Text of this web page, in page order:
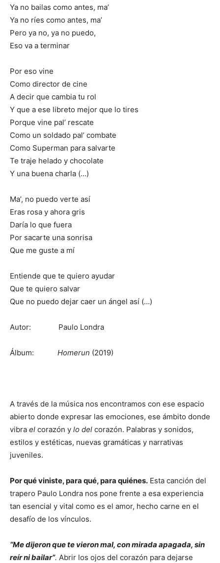
Ya no bailas como antes, ma’
Ya no ríes como antes, ma’
Pero ya no, ya no puedo,
Eso va a terminar
Por eso vine
Como director de cine
A decir que cambia tu rol
Y que a ese libreto mejor que lo tires
Porque vine pal’ rescate
Como un soldado pal’ combate
Como Superman para salvarte
Te traje helado y chocolate
Y una buena charla (…)
Ma’, no puedo verte así
Eras rosa y ahora gris
Daría lo que fuera
Por sacarte una sonrisa
Que me guste a mí
Entiende que te quiero ayudar
Que te quiero salvar
Que no puedo dejar caer un ángel así (…)
Autor: Paulo Londra
Álbum: Homerun (2019)
A través de la música nos encontramos con ese espacio
abierto donde expresar las emociones, ese ámbito donde
vibra el corazón y lo del corazón. Palabras y sonidos,
estilos y estéticas, nuevas gramáticas y narrativas
juveniles.
Por qué viniste, para qué, para quiénes. Esta canción del
trapero Paulo Londra nos pone frente a esa experiencia
tan esencial y vital como es el amor, hecho carne en el
desafío de los vínculos.
“Me dijeron que te vieron mal, con mirada apagada, sin
reír ni bailar”. Abrir los ojos del corazón para dejarse